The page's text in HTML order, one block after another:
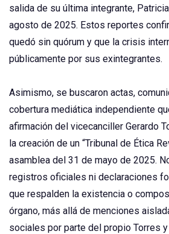
salida de su última integrante,
agosto de 2025. Estos reportes
quedó sin quórum y que la crisis
públicamente por sus exintegrantes.
Asimismo, se buscaron actas,
cobertura mediática independiente
afirmación del vicecanciller Gerardo
la creación de un “Tribunal de Ética
asamblea del 31 de mayo de 2025.
registros oficiales ni declaraciones
que respalden la existencia o
órgano, más allá de menciones
sociales por parte del propio Torres